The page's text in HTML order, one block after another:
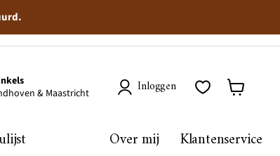
& Maastricht
Inloggen
Over mij Klantenservice